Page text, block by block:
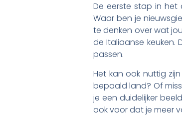
De eerste stap in het
Waar ben je
te denken over wat
de Italiaanse keuken.
passen.
Het kan ook nuttig
bepaald land? Of
je een duidelijker
ook voor dat je meer